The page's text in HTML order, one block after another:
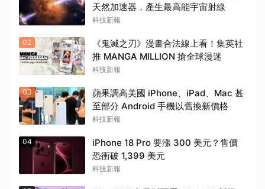
天然加速器，產生最高能宇宙射線
科技新報
02
《鬼滅之刃》漫畫合法線上看！集英社
推 MANGA MILLION 搶全球漫迷
科技新報
03
蘋果調高美國 iPhone、iPad、Mac 甚
至部分 Android 手機以舊換新價格
科技新報
04
iPhone 18 Pro 要漲 300 美元？售價
恐衝破 1,399 美元
科技新報